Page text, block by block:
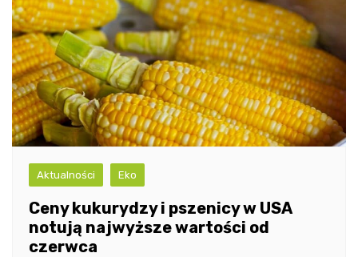
Aktualności Eko
Ceny kukurydzy i pszenicy w USA
notują najwyższe wartości od
czerwca